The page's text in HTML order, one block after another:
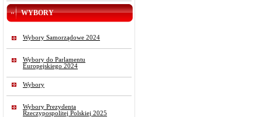
WYBORY
Wybory Samorządowe 2024
Wybory do Parlamentu
Europejskiego 2024
Wybory
Wybory Prezydenta
Rzeczypospolitej Polskiej 2025